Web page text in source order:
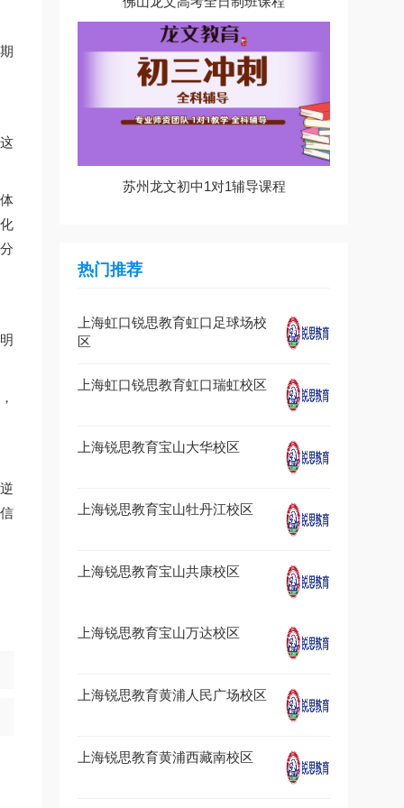
苏州龙文初中1对1辅导课程
热门推荐
上海虹口锐思教育虹口足球场校
区
上海虹口锐思教育虹口瑞虹校区
上海锐思教育宝山大华校区
上海锐思教育宝山牡丹江校区
上海锐思教育宝山共康校区
上海锐思教育宝山万达校区
上海锐思教育黄浦人民广场校区
上海锐思教育黄浦西藏南校区